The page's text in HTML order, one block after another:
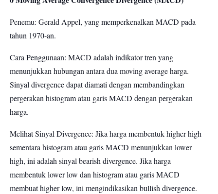
Penemu: Gerald Appel, yang memperkenalkan MACD pada
tahun 1970-an.
Cara Penggunaan: MACD adalah indikator tren yang
menunjukkan hubungan antara dua moving average harga.
Sinyal divergence dapat diamati dengan membandingkan
pergerakan histogram atau garis MACD dengan pergerakan
harga.
Melihat Sinyal Divergence: Jika harga membentuk higher high
sementara histogram atau garis MACD menunjukkan lower
high, ini adalah sinyal bearish divergence. Jika harga
membentuk lower low dan histogram atau garis MACD
membuat higher low, ini mengindikasikan bullish divergence.